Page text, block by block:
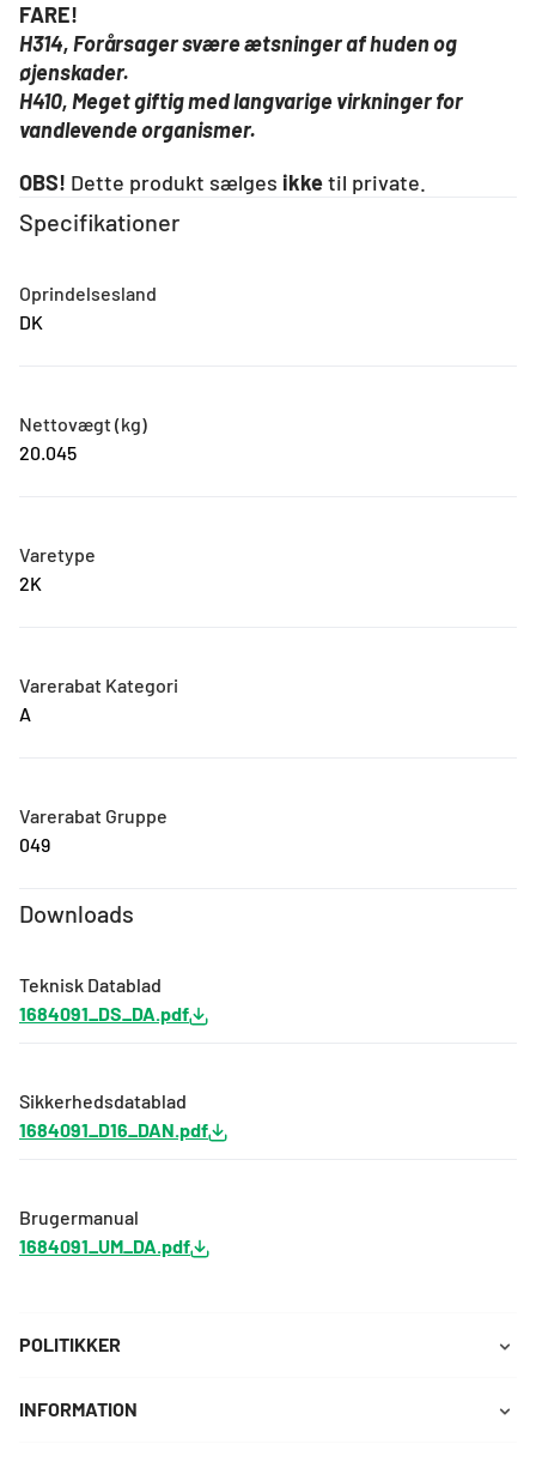
FARE!
H314, Forårsager svære ætsninger af huden og
øjenskader.
H410, Meget giftig med langvarige virkninger for
vandlevende organismer.
OBS! Dette produkt sælges ikketil private.
Specifikationer
Oprindelsesland
DK
Nettovægt (kg)
20.045
Varetype
2K
Varerabat Kategori
A
Varerabat Gruppe
049
Downloads
Teknisk Datablad
1684091_DS_DA.pdf
Sikkerhedsdatablad
1684091_D16_DAN.pdf
Brugermanual
1684091_UM_DA.pdf
POLITIKKER
INFORMATION